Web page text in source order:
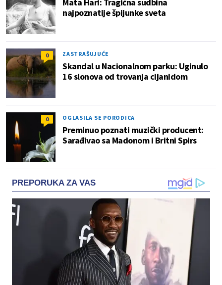
najpoznatije špijunke sveta
0 ZASTRAŠUJUĆE
Skandal u Nacionalnom parku: Uginulo
16 slonova od trovanja cijanidom
0 OGLASILA SE PORODICA
Preminuo poznati muzički producent:
Sarađivao sa Madonom i Britni Spirs
PREPORUKA ZA VAS